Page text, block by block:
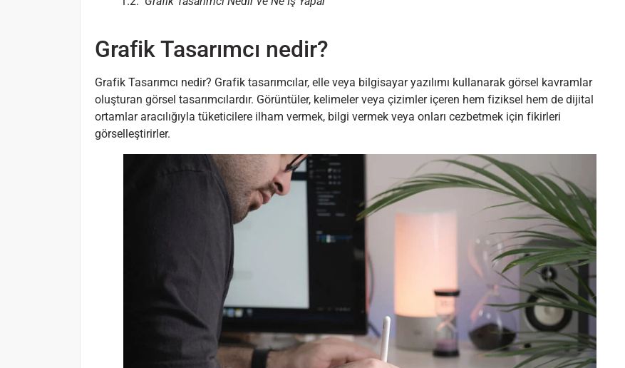
Grafik Tasarımcı nedir?
Grafik Tasarımcı nedir? Grafik tasarımcılar, elle veya bilgisayar yazılımı kullanarak görsel kavramlar
oluşturan görsel tasarımcılardır. Görüntüler, kelimeler veya çizimler içeren hem fiziksel hem de dijital
ortamlar aracılığıyla tüketicilere ilham vermek, bilgi vermek veya onları cezbetmek için fikirleri
görselleştirirler.